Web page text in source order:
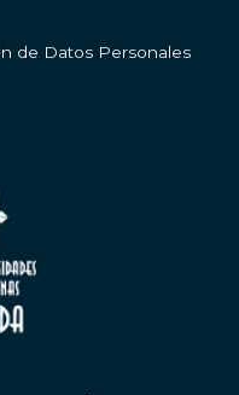
de Datos Personales